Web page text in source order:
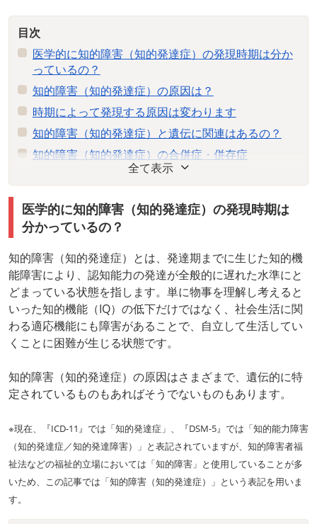
目次
医学的に知的障害（知的発達症）の発現時期は分か
っているの？
知的障害（知的発達症）の原因は？
時期によって発現する原因は変わります
知的障害（知的発達症）と遺伝に関連はあるの？
知的障害（知的発達症）の合併症・併存症
知的障害（知的発達症）を検査する方法はあるの？
「知的障害（知的発達症）があるかも」と思ったら
専門機関を受診しましょう
全て表示
医学的に知的障害（知的発達症）の発現時期は
分かっているの？
知的障害（知的発達症）とは、発達期までに生じた知的機
能障害により、認知能力の発達が全般的に遅れた水準にと
どまっている状態を指します。単に物事を理解し考えると
いった知的機能（IQ）の低下だけではなく、社会生活に関
わる適応機能にも障害があることで、自立して生活してい
くことに困難が生じる状態です。
知的障害（知的発達症）の原因はさまざまで、遺伝的に特
定されているものもあればそうでないものもあります。
※現在、『ICD-11』では「知的発達症」、『DSM-5』では「知的能力障害
（知的発達症／知的発達障害）」と表記されていますが、知的障害者福
祉法などの福祉的立場においては「知的障害」と使用していることが多
いため、この記事では「知的障害（知的発達症）」という表記を用いま
す。